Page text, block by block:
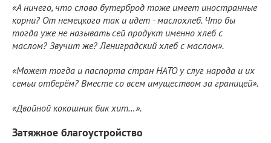
«А ничего, что слово бутерброд тоже имеет иностранные
корни? От немецкого так и идет - маслохлеб. Что бы
тогда уже не называть сей продукт именно хлеб с
маслом? Звучит же? Лениградский хлеб с маслом».
«Может тогда и паспорта стран НАТО у слуг народа и их
семьи отберëм? Вместе со всем имуществом за границей».
«Двойной кокошник бик хит…».
Затяжное благоустройство